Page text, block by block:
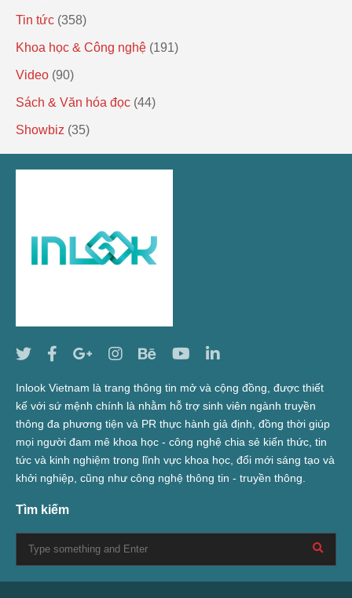
Tin tức (358)
Khoa học & Công nghệ (191)
Video (90)
Sách & Văn hóa đọc (44)
Showbiz (35)
Inlook Vietnam là trang thông tin mở và cộng đồng, được thiết
kế với sứ mệnh chính là nhằm hỗ trợ sinh viên ngành truyền
thông đa phương tiện và PR thực hành giả định, đồng thời giúp
mọi người đam mê khoa học - công nghệ chia sẻ kiến thức, tin
tức và kinh nghiệm trong lĩnh vực khoa học, đổi mới sáng tạo và
khởi nghiệp, cũng như công nghệ thông tin - truyền thông.
Tìm kiếm